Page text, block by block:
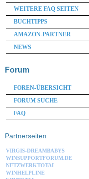
WEITERE FAQ SEITEN
BUCHTIPPS
AMAZON-PARTNER
NEWS
Forum
FOREN-ÜBERSICHT
FORUM SUCHE
FAQ
Partnerseiten
VIRGIS-DREAMBABYS
WINSUPPORTFORUM.DE
NETZWERKTOTAL
WINHELPLINE